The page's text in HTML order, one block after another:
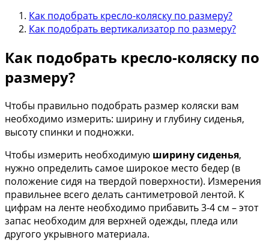
Как подобрать кресло-коляску по размеру?
Как подобрать вертикализатор по размеру?
Как подобрать кресло-коляску по
размеру?
Чтобы правильно подобрать размер коляски вам
необходимо измерить: ширину и глубину сиденья,
высоту спинки и подножки.
Чтобы измерить необходимую ширину сиденья,
нужно определить самое широкое место бедер (в
положение сидя на твердой поверхности). Измерения
правильнее всего делать сантиметровой лентой. К
цифрам на ленте необходимо прибавить 3-4 см – этот
запас необходим для верхней одежды, пледа или
другого укрывного материала.